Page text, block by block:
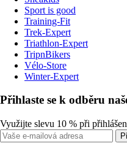
Sport is good
Training-Fit
Trek-Expert
Triathlon-Expert
TripnBikers
Vélo-Store
Winter-Expert
Přihlaste se k odběru
Využijte slevu 10 % při